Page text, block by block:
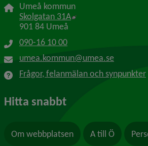
Umeå kommun
Skolgatan 31A Länk till annan
901 84 Umeå
090-16 10 00
umea.kommun@umea.se
Frågor, felanmälan och synpunkter
Hitta snabbt
Om webbplatsen A till Ö